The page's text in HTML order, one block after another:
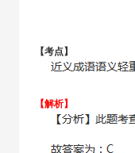
【考点】
【解析】